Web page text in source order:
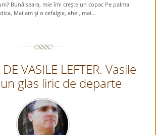
Bună seara, mie îmi creşte un copac Pe palma
Mai am şi o cefalgie, ehei, mai...
VASILE LEFTER. Vasile
glas liric de departe